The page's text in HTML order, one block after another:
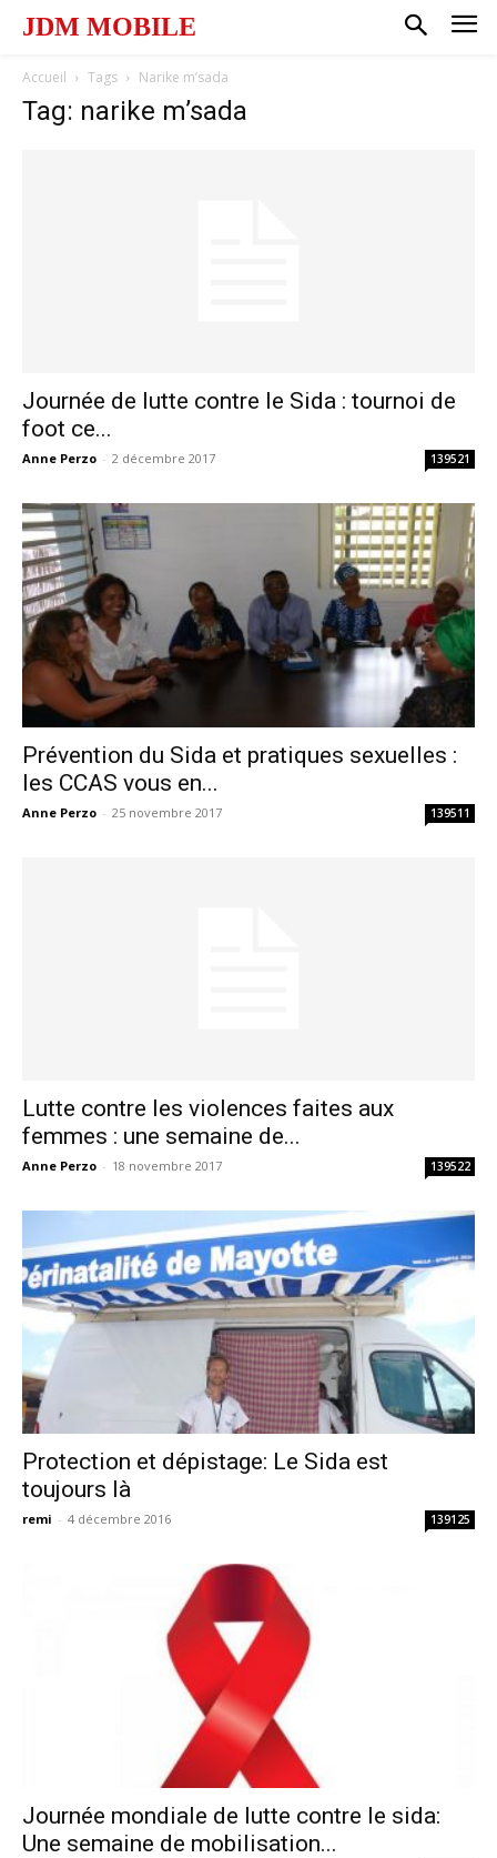
JDM MOBILE
Accueil Tags Narike m’sada
Tag: narike m’sada
Journée de lutte contre le Sida : tournoi de
foot ce...
Anne Perzo - 2 décembre 2017 139521
Prévention du Sida et pratiques sexuelles :
les CCAS vous en...
Anne Perzo - 25 novembre 2017 139511
Lutte contre les violences faites aux
femmes : une semaine de...
Anne Perzo - 18 novembre 2017 139522
Protection et dépistage: Le Sida est
toujours là
remi - 4 décembre 2016 139125
Journée mondiale de lutte contre le sida:
Une semaine de mobilisation...